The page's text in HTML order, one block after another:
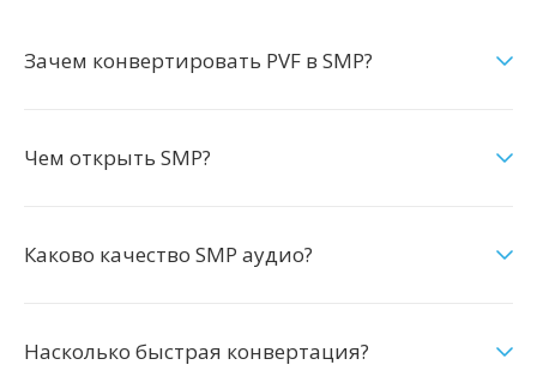
Зачем конвертировать PVF в SMP?
Чем открыть SMP?
Каково качество SMP аудио?
Насколько быстрая конвертация?